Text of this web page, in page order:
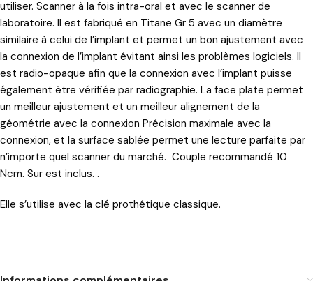
utiliser. Scanner à la fois intra-oral et avec le scanner de
laboratoire. Il est fabriqué en Titane Gr 5 avec un diamètre
similaire à celui de l’implant et permet un bon ajustement avec
la connexion de l’implant évitant ainsi les problèmes logiciels. Il
est radio-opaque afin que la connexion avec l’implant puisse
également être vérifiée par radiographie. La face plate permet
un meilleur ajustement et un meilleur alignement de la
géométrie avec la connexion Précision maximale avec la
connexion, et la surface sablée permet une lecture parfaite par
n’importe quel scanner du marché. Couple recommandé 10
Ncm. Sur est inclus. .
Elle s’utilise avec la clé prothétique classique.